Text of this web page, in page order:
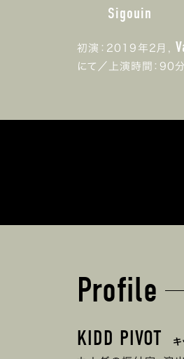
Sigouin
初演：2019年2月,
にて／上演時間：90
Profile
KIDD PIVOT キ